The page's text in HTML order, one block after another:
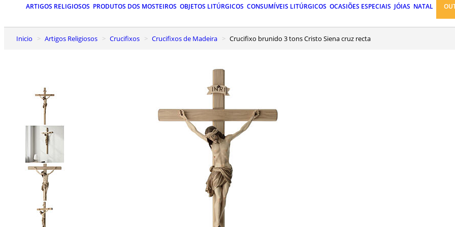
ARTIGOS RELIGIOSOS PRODUTOS DOS MOSTEIROS OBJETOS LITÚRGICOS CONSUMÍVEIS LITÚRGICOS OCASIÕES ESPECIAIS JÓIAS NATAL
Inicio Artigos Religiosos Crucifixos Crucifixos de Madeira Crucifixo brunido 3 tons Cristo Siena cruz recta